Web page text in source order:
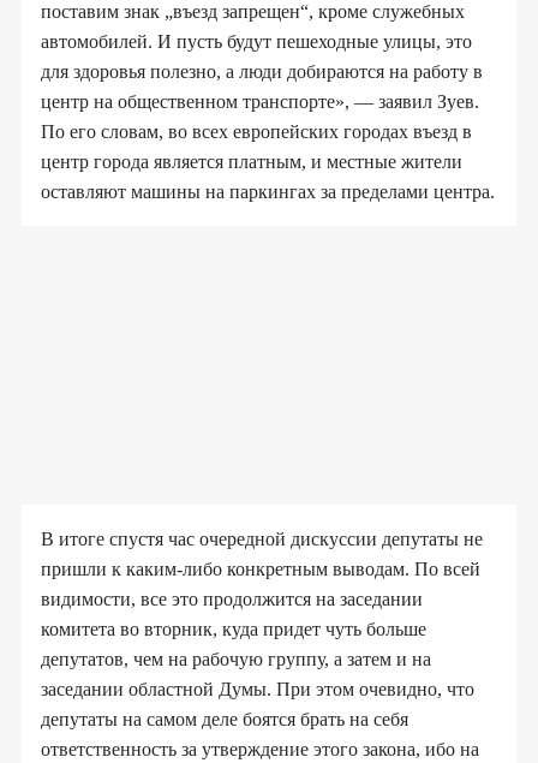
поставим знак „въезд запрещен“, кроме служебных
автомобилей. И пусть будут пешеходные улицы, это
для здоровья полезно, а люди добираются на работу в
центр на общественном транспорте», — заявил Зуев.
По его словам, во всех европейских городах въезд в
центр города является платным, и местные жители
оставляют машины на паркингах за пределами центра.
В итоге спустя час очередной дискуссии депутаты не
пришли к каким-либо конкретным выводам. По всей
видимости, все это продолжится на заседании
комитета во вторник, куда придет чуть больше
депутатов, чем на рабочую группу, а затем и на
заседании областной Думы. При этом очевидно, что
депутаты на самом деле боятся брать на себя
ответственность за утверждение этого закона, ибо на